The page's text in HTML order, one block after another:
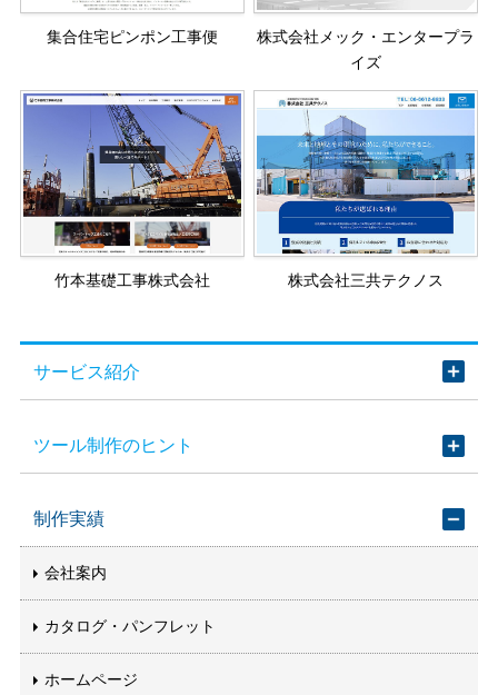
集合住宅ピンポン工事便
株式会社メック・エンタープラ
イズ
竹本基礎工事株式会社 株式会社三共テクノス
サービス紹介
ツール制作のヒント
制作実績
会社案内
カタログ・パンフレット
ホームページ